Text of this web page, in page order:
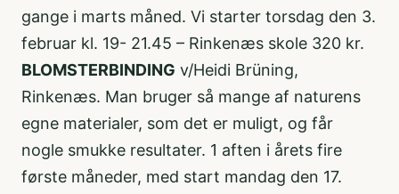
gange i marts måned. Vi starter torsdag den 3.
februar kl. 19- 21.45 – Rinkenæs skole 320 kr.
BLOMSTERBINDING v/Heidi Brüning,
Rinkenæs. Man bruger så mange af naturens
egne materialer, som det er muligt, og får
nogle smukke resultater. 1 aften i årets fire
første måneder, med start mandag den 17.